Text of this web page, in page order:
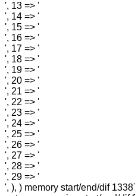
', 13 => '
', 14 => '
', 15 => '
', 16 => '
', 17 => '
', 18 => '
', 19 => '
', 20 => '
', 21 => '
', 22 => '
', 23 => '
', 24 => '
', 25 => '
', 26 => '
', 27 => '
', 28 => '
', 29 => '
', ), ) memory start/end/dif